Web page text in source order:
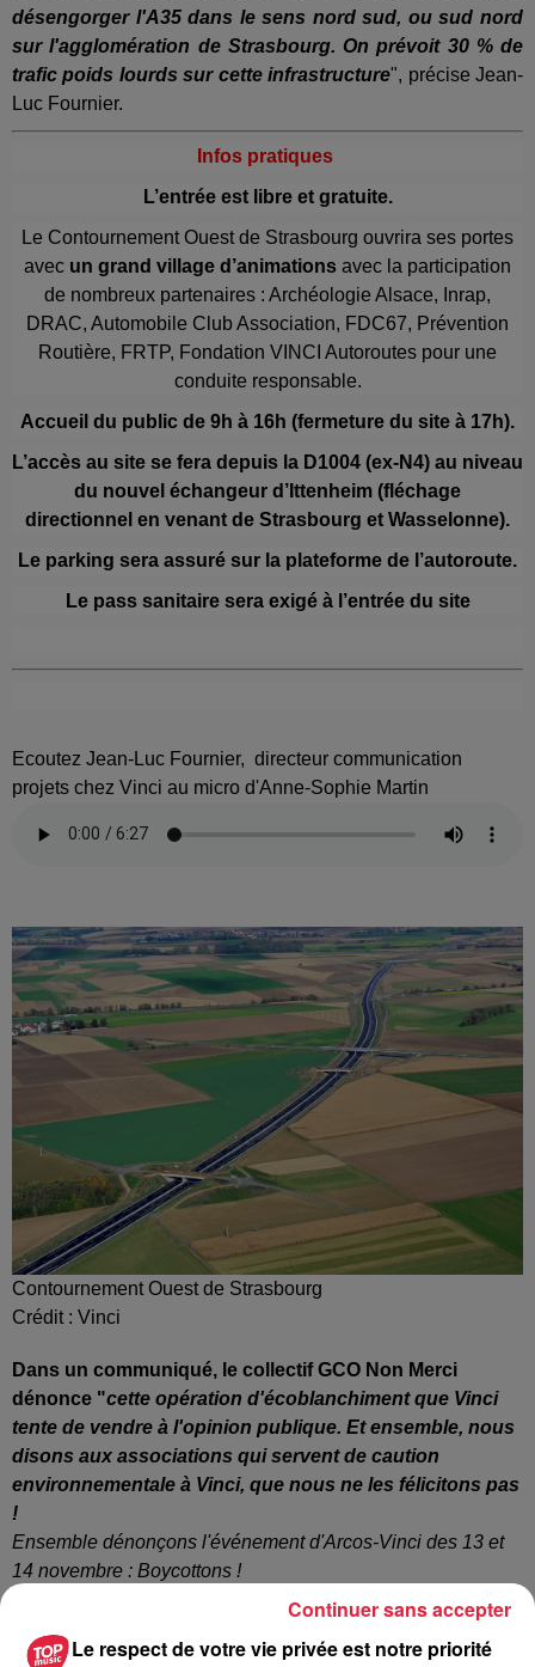
désengorger l'A35 dans le sens nord sud, ou sud nord
sur l'agglomération de Strasbourg. On prévoit 30 % de
trafic poids lourds sur cette infrastructure", précise Jean-
Luc Fournier.
Infos pratiques
L’entrée est libre et gratuite.
Le Contournement Ouest de Strasbourg ouvrira ses portes
avec un grand village d’animations avec la participation
de nombreux partenaires : Archéologie Alsace, Inrap,
DRAC, Automobile Club Association, FDC67, Prévention
Routière, FRTP, Fondation VINCI Autoroutes pour une
conduite responsable.
Accueil du public de 9h à 16h (fermeture du site à 17h).
L’accès au site se fera depuis la D1004 (ex-N4) au niveau
du nouvel échangeur d’Ittenheim (fléchage
directionnel en venant de Strasbourg et Wasselonne).
Le parking sera assuré sur la plateforme de l’autoroute.
Le pass sanitaire sera exigé à l’entrée du site
Ecoutez Jean-Luc Fournier, directeur communication
projets chez Vinci au micro d'Anne-Sophie Martin
Contournement Ouest de Strasbourg
Crédit : Vinci
Dans un communiqué, le collectif GCO Non Merci
dénonce "cette opération d'écoblanchiment que Vinci
tente de vendre à l'opinion publique. Et ensemble, nous
disons aux associations qui servent de caution
environnementale à Vinci, que nous ne les félicitons pas
!
Ensemble dénonçons l'événement d'Arcos-Vinci des 13 et
14 novembre : Boycottons !
Ensemble disons aux associations comme :
• la FFVélo Cyclotourisme Alsace
Le respect de votre vie privée est notre priorité
Continuer sans accepter